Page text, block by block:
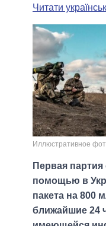
ВСЕ
Читати
Иллюстративное
Первая
помощью в
пакета на 800
ближайшие 24